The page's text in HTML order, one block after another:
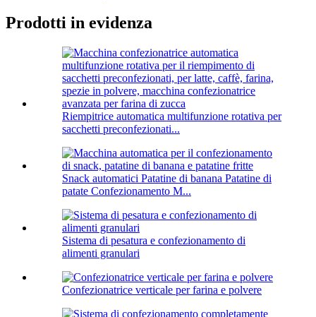
Prodotti in evidenza
Riempitrice automatica multifunzione rotativa per
sacchetti preconfezionati...
Snack automatici Patatine di banana Patatine di
patate Confezionamento M...
Sistema di pesatura e confezionamento di
alimenti granulari
Confezionatrice verticale per farina e polvere